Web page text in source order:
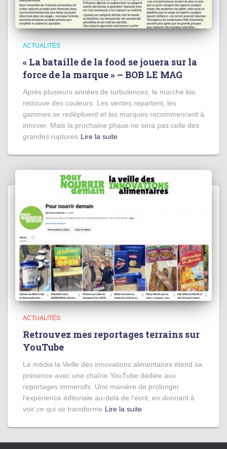
ACTUALITÉS
« La bataille de la food se jouera sur la
force de la marque » – BOB LE MAG
Après plusieurs années de turbulences, le marché bio
retrouve des couleurs. Les ventes repartent, les
gammes se redéploient et les marques recommencent à
innover. Mais la prochaine phase ne sera pas celle des
grandes ruptures Lire la suite
ACTUALITÉS
Retrouvez mes reportages terrains sur
YouTube
Le média la Veille des innovations alimentaires étend sa
présence avec une chaîne YouTube dédiée aux
reportages immersifs. Une manière de prolonger
l’expérience éditoriale au-delà de l’écrit, en donnant à
voir ce qui se transforme Lire la suite